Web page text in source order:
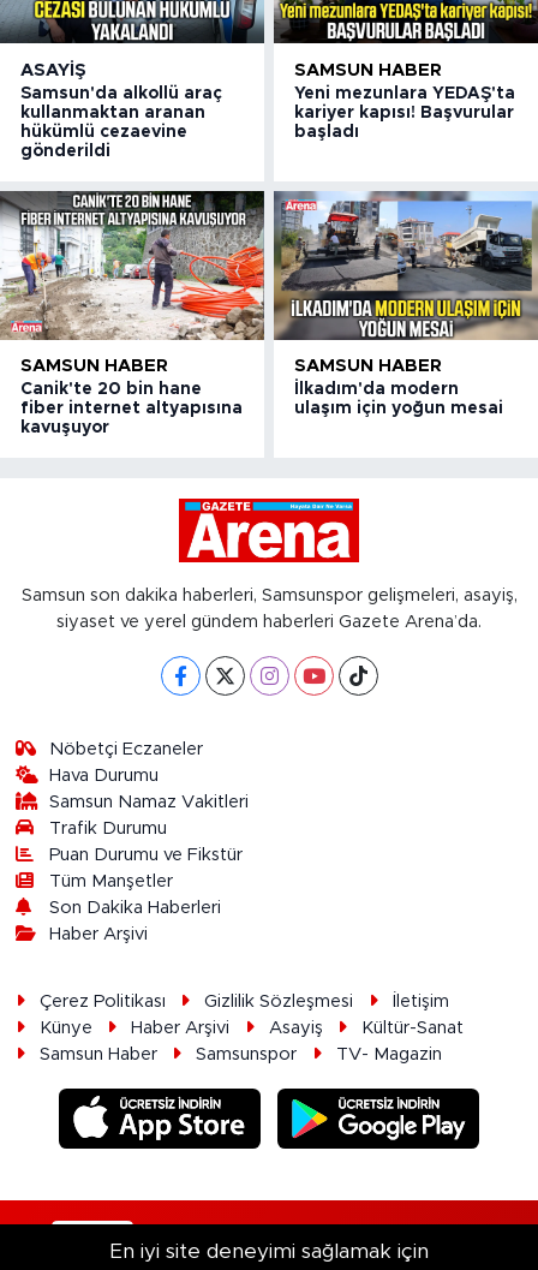
ASAYIŞ
Samsun'da alkollü araç
kullanmaktan aranan
hükümlü cezaevine
gönderildi
SAMSUN HABER
Yeni mezunlara YEDAŞ'ta
kariyer kapısı! Başvurular
başladı
SAMSUN HABER
Canik'te 20 bin hane
fiber internet altyapısına
kavuşuyor
SAMSUN HABER
İlkadım'da modern
ulaşım için yoğun mesai
Samsun son dakika haberleri, Samsunspor gelişmeleri, asayiş,
siyaset ve yerel gündem haberleri Gazete Arena’da.
Nöbetçi Eczaneler
Hava Durumu
Samsun Namaz Vakitleri
Trafik Durumu
Puan Durumu ve Fikstür
Tüm Manşetler
Son Dakika Haberleri
Haber Arşivi
Çerez Politikası Gizlilik Sözleşmesi
İletişim
Künye
Haber Arşivi Asayiş
Kültür-Sanat
Samsun Haber
Samsunspor TV- Magazin
En iyi site deneyimi sağlamak için